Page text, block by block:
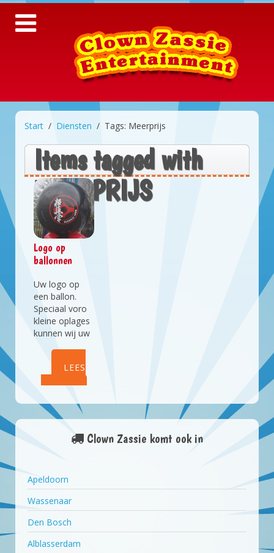
Start Diensten Tags: Meerprijs
Items tagged with
MEERPRIJS
Logo op
ballonnen
Uw logo op
een ballon.
Speciaal voro
kleine oplages
kunnen wij uw
aanbrengen.
ballonnen,
lucht of helium
LEES
Clown Zassie komt ook in
Apeldoorn
Wassenaar
Den Bosch
Alblasserdam